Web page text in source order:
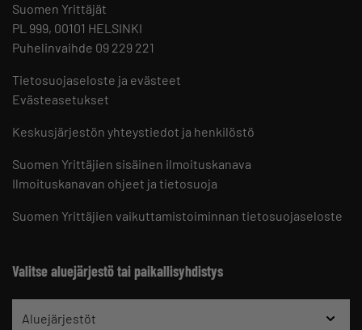
Suomen Yrittäjät
PL 999, 00101 HELSINKI
Puhelinvaihde 09 229 221
Tietosuojaseloste ja evästeet
Evästeasetukset
Keskusjärjestön yhteystiedot ja henkilöstö
Suomen Yrittäjien sisäinen ilmoituskanava
Ilmoituskanavan ohjeet ja tietosuoja
Suomen Yrittäjien vaikuttamistoiminnan tietosuojaseloste
Valitse aluejärjestö tai paikallisyhdistys
Aluejärjestöt